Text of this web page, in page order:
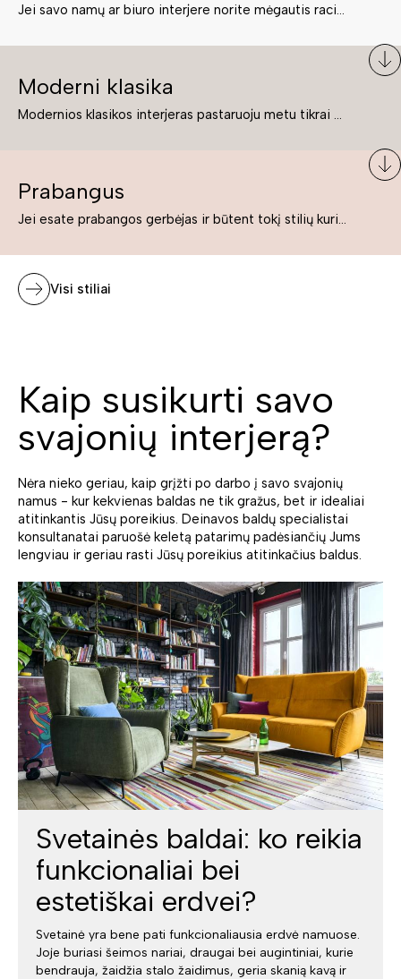
Jei savo namų ar biuro interjere norite mėgautis racionaliai išnaudotomis erdvėmis, funkcionalumu ir esate neabejingi tamsesniam koloritui bei praktiškiems sprendimams, tuomet industrinis stilius bus būtent tai, ko Jums reikia. O industrinio stiliaus baldus išsirinksite mūsų asortimente.
Moderni klasika
Modernios klasikos interjeras pastaruoju metu tikrai yra „ant bangos“. Tie, kurie nenori pernelyg nutolti nuo klasikos, bet drauge žavisi šiuolaikiškais sprendimais, su malonumu savo namuose kuria klasikos ir modernaus interjero tandemą – elegantišką, subtilų ir žavingą.
Prabangus
Jei esate prabangos gerbėjas ir būtent tokį stilių kuriate savo namuose ar biure, tuomet solidūs, prabangūs baldai nepriekaištingai įsilies į Jūsų kuriamą interjerą.
Visi stiliai
Kaip susikurti savo
svajonių interjerą?
Nėra nieko geriau, kaip grįžti po darbo į savo svajonių
namus - kur kekvienas baldas ne tik gražus, bet ir idealiai
atitinkantis Jūsų poreikius. Deinavos baldų specialistai
konsultanatai paruošė keletą patarimų padėsiančių Jums
lengviau ir geriau rasti Jūsų poreikius atitinkačius baldus.
Svetainės baldai: ko reikia
funkcionaliai bei
estetiškai erdvei?
Svetainė yra bene pati funkcionaliausia erdvė namuose.
Joje buriasi šeimos nariai, draugai bei augintiniai, kurie
bendrauja, žaidžia stalo žaidimus, geria skanią kavą ir